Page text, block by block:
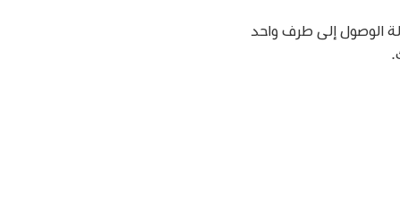
الوصول إلى طرف واحد